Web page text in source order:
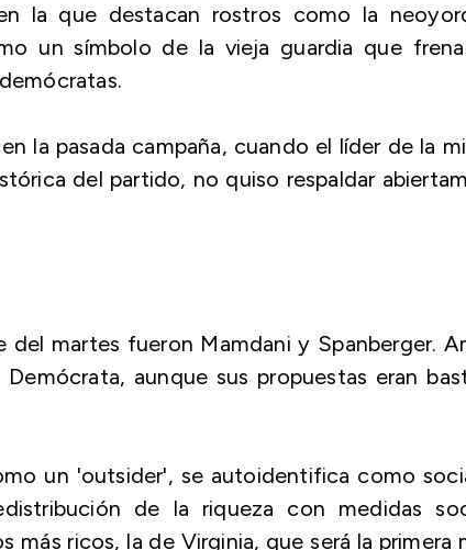
la que destacan rostros como la
un símbolo de la vieja guardia que
la pasada campaña, cuando el líder de la
del partido, no quiso respaldar
martes fueron Mamdani y Spanberger.
aunque sus propuestas eran
un 'outsider', se autoidentifica como
de la riqueza con medidas
más ricos, la de Virginia, que será la primera